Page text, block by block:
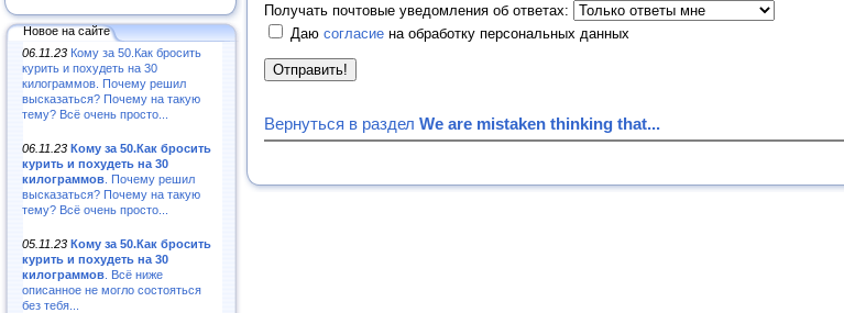
Новое на сайте
06.11.23 Кому за 50.Как бросить
курить и похудеть на 30
килограммов. Почему решил
высказаться? Почему на такую
тему? Всё очень просто...
06.11.23 Кому за 50.Как бросить
курить и похудеть на 30
килограммов . Почему решил
высказаться? Почему на такую
тему? Всё очень просто...
05.11.23 Кому за 50.Как бросить
курить и похудеть на 30
килограммов . Всё ниже
описанное не могло состояться
без тебя...
Получать почтовые уведомления об ответах:
Даю согласие на обработку персональных данных
Вернуться в раздел We are mistaken thinking that...